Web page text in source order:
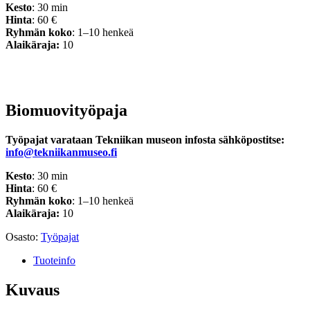
Kesto: 30 min
Hinta: 60 €
Ryhmän koko: 1–10 henkeä
Alaikäraja: 10
Biomuovityöpaja
Työpajat varataan Tekniikan museon infosta sähköpostitse:
info@tekniikanmuseo.fi
Kesto: 30 min
Hinta: 60 €
Ryhmän koko: 1–10 henkeä
Alaikäraja: 10
Osasto: Työpajat
Tuoteinfo
Kuvaus